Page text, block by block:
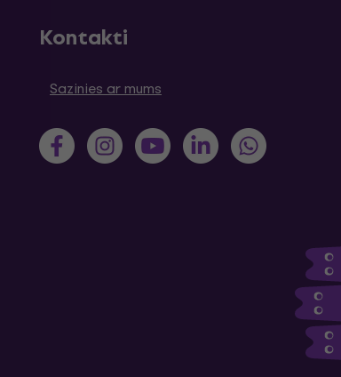
Kontakti
Sazinies ar mums